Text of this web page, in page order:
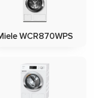
WCR870WPS